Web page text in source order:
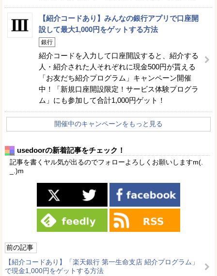
【紹介コードあり】みんなの銀行アプリで口座開
設して最大1,000円をゲットする方法
銀行
紹介コードを入力して口座開設すると、紹介する
人・紹介された人それぞれに現金500円が貰える
「お友だち紹介プログラム」キャンペーン開催
中！「新規口座開設限定！サービス体験プログラ
ム」にも参加して合計1,000円ゲット！
開催中のキャンペーンをもっと見る
usedoorの新着記事をチェック！
記事を書くヤル気が出るのでフォローよろしくお願いしますm(.
_.)m
前の記事
【紹介コードあり】「楽天銀行 第一生命支店 紹介プログラム」
で現金1,000円をゲットする方法